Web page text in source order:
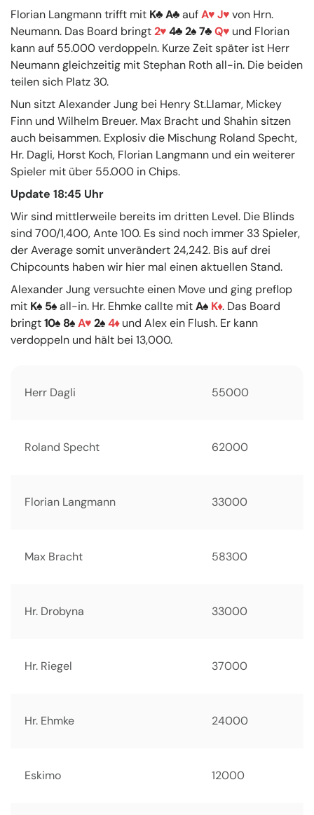
Florian Langmann trifft mit K A aufA J
von Hrn.
Neumann. Das Board bringt2 4 2 7 Q
und Florian
kann auf 55.000 verdoppeln. Kurze Zeit später ist Herr
Neumann gleichzeitig mit Stephan Roth all-in. Die beiden
teilen sich Platz 30.
Nun sitzt Alexander Jung bei Henry St.Llamar, Mickey
Finn und Wilhelm Breuer. Max Bracht und Shahin sitzen
auch beisammen. Explosiv die Mischung Roland Specht,
Hr. Dagli, Horst Koch, Florian Langmann und ein weiterer
Spieler mit über 55.000 in Chips.
Update 18:45 Uhr
Wir sind mittlerweile bereits im dritten Level. Die Blinds
sind 700/1,400, Ante 100. Es sind noch immer 33 Spieler,
der Average somit unverändert 24,242. Bis auf drei
Chipcounts haben wir hier mal einen aktuellen Stand.
Alexander Jung versuchte einen Move und ging preflop
mit K 5 all-in. Hr. Ehmke callte mitA K . Das Board
bringt10 8 A 2 4 und Alex ein Flush. Er kann
verdoppeln und hält bei 13,000.
Herr Dagli 55000
Roland Specht 62000
Florian Langmann 33000
Max Bracht 58300
Hr. Drobyna 33000
Hr. Riegel 37000
Hr. Ehmke 24000
Eskimo 12000